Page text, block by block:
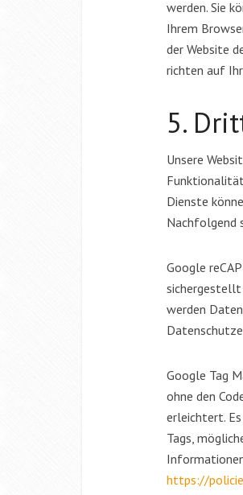
werden. Sie
Ihrem
der Website
richten auf
5.
Unsere
Dienste
Nachfolgend
Google
sichergestellt
werden
Google Tag
ohne den
erleichtert.
Tags,
https://